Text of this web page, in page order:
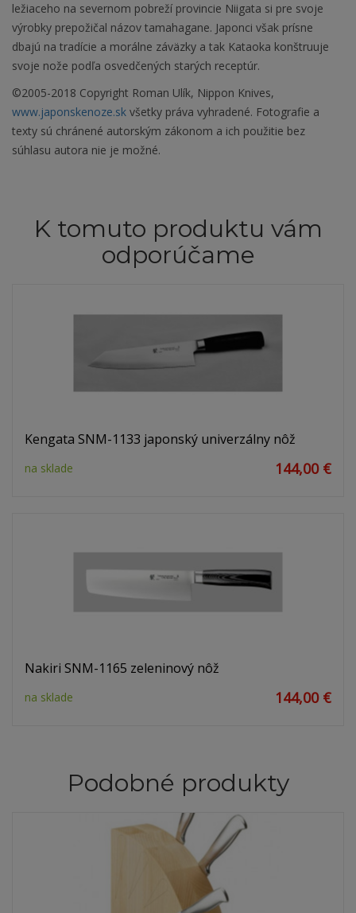
ležiaceho na severnom pobreží provincie Niigata si pre svoje
výrobky prepožičal názov tamahagane. Japonci však prísne
dbajú na tradície a morálne záväzky a tak Kataoka konštruuje
svoje nože podľa osvedčených starých receptúr.
©2005-2018 Copyright Roman Ulík, Nippon Knives,
www.japonskenoze.sk všetky práva vyhradené. Fotografie a
texty sú chránené autorským zákonom a ich použitie bez
súhlasu autora nie je možné.
K tomuto produktu vám
odporúčame
Kengata SNM-1133 japonský univerzálny nôž
na sklade 144,00 €
Nakiri SNM-1165 zeleninový nôž
na sklade 144,00 €
Podobné produkty